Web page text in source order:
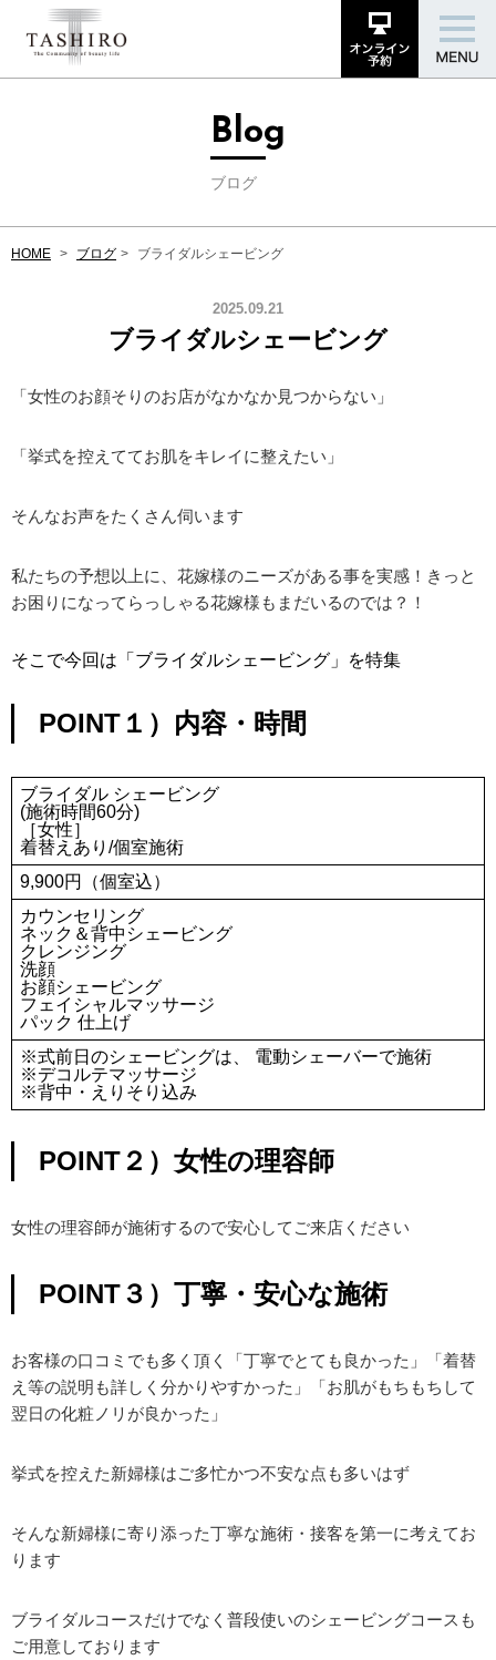
Blog
ブログ
HOME ブログ ブライダルシェービング
2025.09.21
ブライダルシェービング
「女性のお顔そりのお店がなかなか見つからない」
「挙式を控えててお肌をキレイに整えたい」
そんなお声をたくさん伺います
私たちの予想以上に、花嫁様のニーズがある事を実感！きっと
お困りになってらっしゃる花嫁様もまだいるのでは？！
そこで今回は「ブライダルシェービング」を特集
POINT１）内容・時間
ブライダル シェービング
(施術時間60分)
［女性］
着替えあり/個室施術
9,900円（個室込）
カウンセリング
ネック＆背中シェービング
クレンジング
洗顔
お顔シェービング
フェイシャルマッサージ
パック 仕上げ
※式前日のシェービングは、 電動シェーバーで施術
※デコルテマッサージ
※背中・えりそり込み
POINT２）女性の理容師
女性の理容師が施術するので安心してご来店ください
POINT３）丁寧・安心な施術
お客様の口コミでも多く頂く「丁寧でとても良かった」「着替
え等の説明も詳しく分かりやすかった」「お肌がもちもちして
翌日の化粧ノリが良かった」
挙式を控えた新婦様はご多忙かつ不安な点も多いはず
そんな新婦様に寄り添った丁寧な施術・接客を第一に考えてお
ります
ブライダルコースだけでなく普段使いのシェービングコースも
ご用意しております